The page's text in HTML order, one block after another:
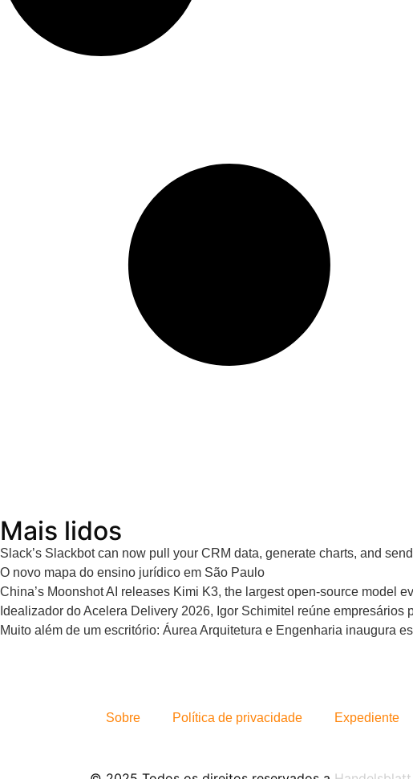
Mais lidos
Slack’s Slackbot can now pull your CRM data, generate charts, and
O novo mapa do ensino jurídico em São Paulo
China’s Moonshot AI releases Kimi K3, the largest open-source model
Idealizador do Acelera Delivery 2026, Igor Schimitel reúne
Muito além de um escritório: Áurea Arquitetura e Engenharia inaugura
Sobre Política de privacidade Expediente